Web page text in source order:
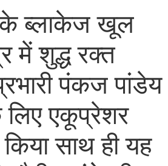
के ब्लाकेज खूल
में शुद्ध रक्त
पंकज पांडेय
एकूप्रेशर
साथ ही यह